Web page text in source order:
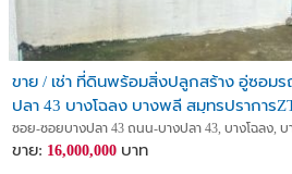
ขาย / เช่า ที่ดินพร้อมสิ่งปลูกสร้าง อู่ซอมร
ปลา 43 บางโฉลง บางพลี สมุทรปราการ
ซอย-ซอยบางปลา 43 ถนน-บางปลา 43, บางโฉลง,
ขาย: 16,000,000 บาท